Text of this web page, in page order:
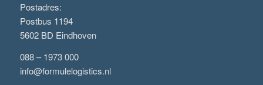
Postadres:
Postbus 1194
5602 BD Eindhoven
088 – 1973 000
info@formulelogistics.nl